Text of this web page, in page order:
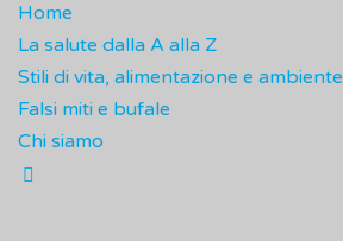
Home
La salute dalla A alla Z
Stili di vita, alimentazione e ambiente
Falsi miti e bufale
Chi siamo